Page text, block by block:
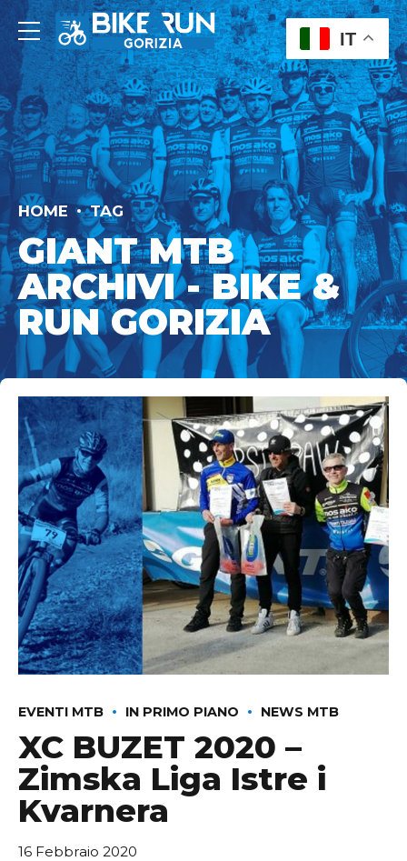
HOME TAG
GIANT MTB
ARCHIVI - BIKE &
RUN GORIZIA
EVENTI MTB IN PRIMO PIANO NEWS MTB
XC BUZET 2020 –
Zimska Liga Istre i
Kvarnera
16 Febbraio 2020
IT